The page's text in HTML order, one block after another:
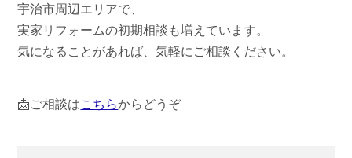
宇治市周辺エリアで、
実家リフォームの初期相談も増えています。
気になることがあれば、気軽にご相談ください。
📩ご相談はこちらからどうぞ